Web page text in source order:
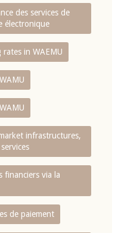
des services de
électronique
in WAEMU
infrastructures,
financiers via la
de paiement